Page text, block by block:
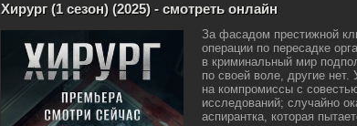
Хирург (1 сезон) (2025) - смотреть онлайн
За фасадом престижной
операции по пересадке
в криминальный мир
по своей воле, другие
на компромиссы с
исследований; случайно
аспирантка, которая